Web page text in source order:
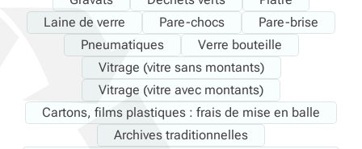
Laine de verre
Pare-chocs
Pare-brise
Pneumatiques
Verre bouteille
Vitrage (vitre sans montants)
Vitrage (vitre avec montants)
Cartons, films plastiques : frais de mise en balle
Archives traditionnelles